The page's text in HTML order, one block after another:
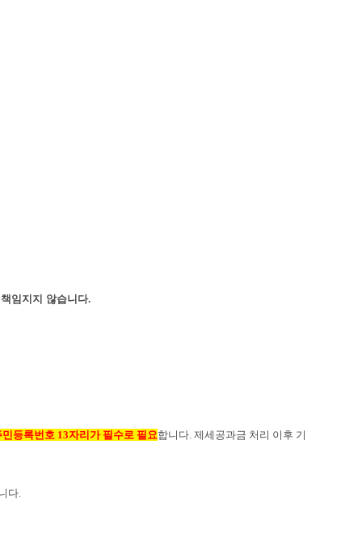
임지지 않습니다.
민등록번호 13자리가 필수로 필요합니다. 제세공과금 처리 이후 기
다.